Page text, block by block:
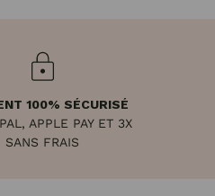
100% SÉCURISÉ
APPLE PAY ET 3X
SANS FRAIS